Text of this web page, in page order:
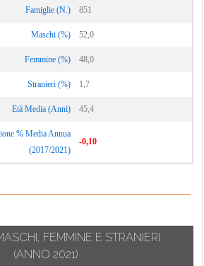
Famiglie (N.) 851
Maschi (%) 52,0
Femmine (%) 48,0
Stranieri (%) 1,7
Età Media (Anni) 45,4
% Media Annua
(2017/2021)
-0,10
FEMMINE E STRANIERI
(ANNO 2021)